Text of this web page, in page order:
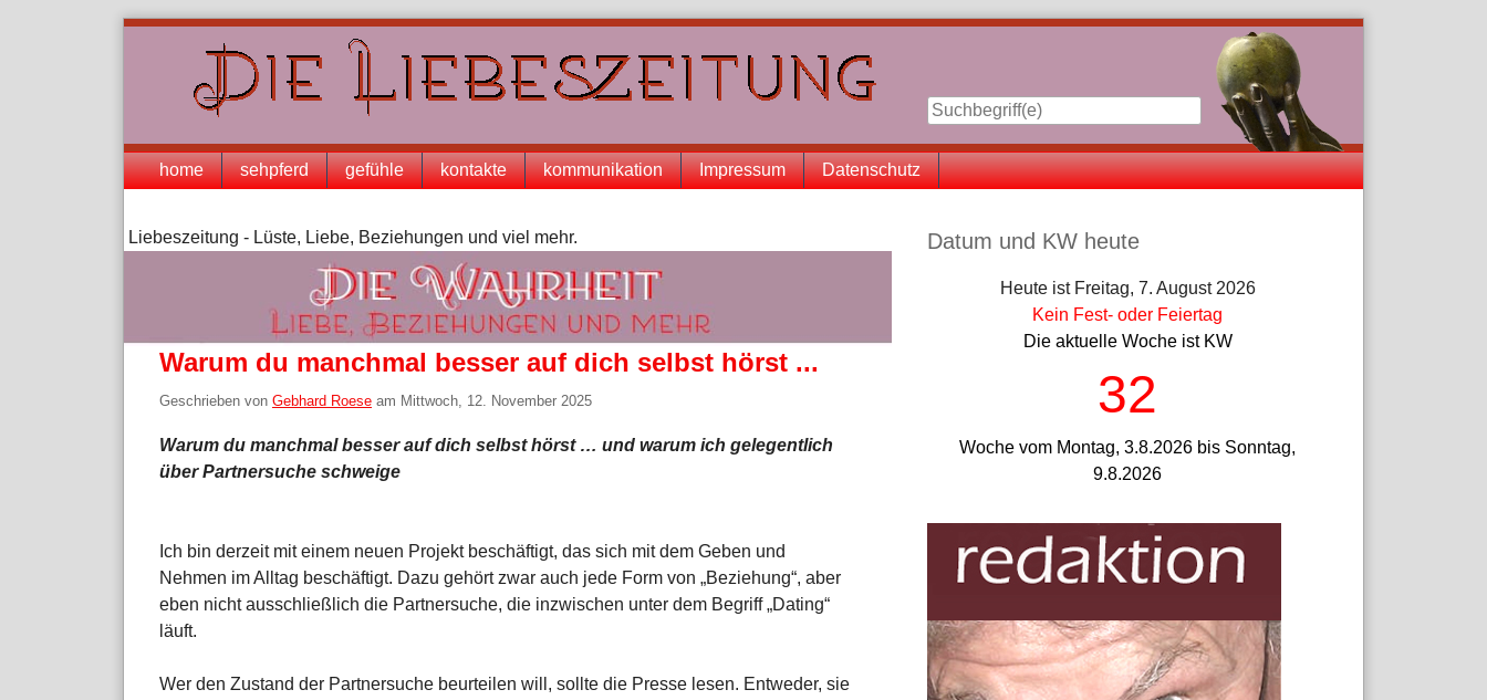
Navigation
home sehpferd gefühle kontakte kommunikation Impressum Datenschutz
Liebeszeitung - Lüste, Liebe, Beziehungen und viel mehr.
Warum du manchmal besser auf dich selbst hörst ...
Geschrieben von Gebhard Roese am Mittwoch, 12. November 2025
Warum du manchmal besser auf dich selbst hörst … und warum ich gelegentlich
über Partnersuche schweige
Ich bin derzeit mit einem neuen Projekt beschäftigt, das sich mit dem Geben und
Nehmen im Alltag beschäftigt. Dazu gehört zwar auch jede Form von „Beziehung“, aber
eben nicht ausschließlich die Partnersuche, die inzwischen unter dem Begriff „Dating“
läuft.
Wer den Zustand der Partnersuche beurteilen will, sollte die Presse lesen. Entweder, sie
Seitenleiste
Datum und KW heute
Heute ist Freitag, 7. August 2026
Kein Fest- oder Feiertag
Die aktuelle Woche ist KW
32
Woche vom Montag, 3.8.2026 bis Sonntag,
9.8.2026